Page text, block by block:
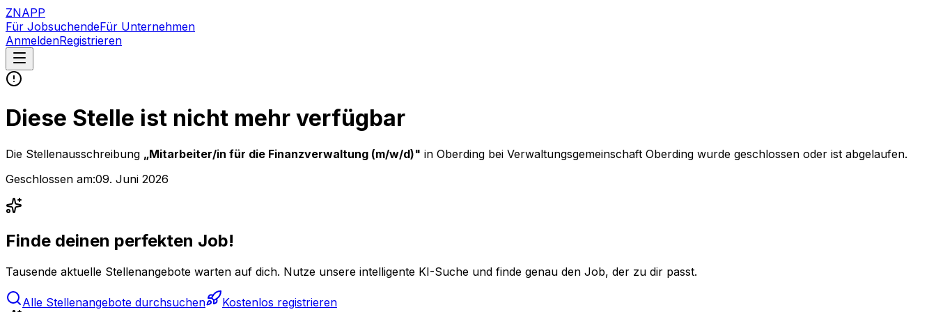
ZNAPP
Für JobsuchendeFür Unternehmen
AnmeldenRegistrieren
Diese Stelle ist nicht mehr verfügbar
Die Stellenausschreibung „Mitarbeiter/in für die Finanzverwaltung (m/w/d)" in Oberding bei Verwaltungsgemeinschaft Oberding wurde geschlossen oder ist abgelaufen.
Geschlossen am:09. Juni 2026
Finde deinen perfekten Job!
Tausende aktuelle Stellenangebote warten auf dich. Nutze unsere intelligente KI-Suche und finde genau den Job, der zu dir passt.
Alle Stellenangebote durchsuchen Kostenlos registrieren